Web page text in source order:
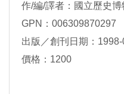
作/編/譯者：國立歷史
GPN：006309870297
出版／創刊日期：1998-
價格：1200